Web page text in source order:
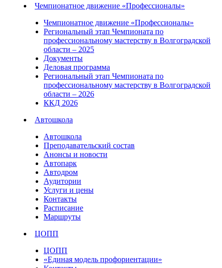
Чемпионатное движение «Профессионалы»
Чемпионатное движение «Профессионалы»
Региональный этап Чемпионата по
профессиональному мастерству в Волгоградской
области – 2025
Документы
Деловая программа
Региональный этап Чемпионата по
профессиональному мастерству в Волгоградской
области – 2026
ККД 2026
Автошкола
Автошкола
Преподавательский состав
Анонсы и новости
Автопарк
Автодром
Аудитории
Услуги и цены
Контакты
Расписание
Маршруты
ЦОПП
ЦОПП
«Единая модель профориентации»